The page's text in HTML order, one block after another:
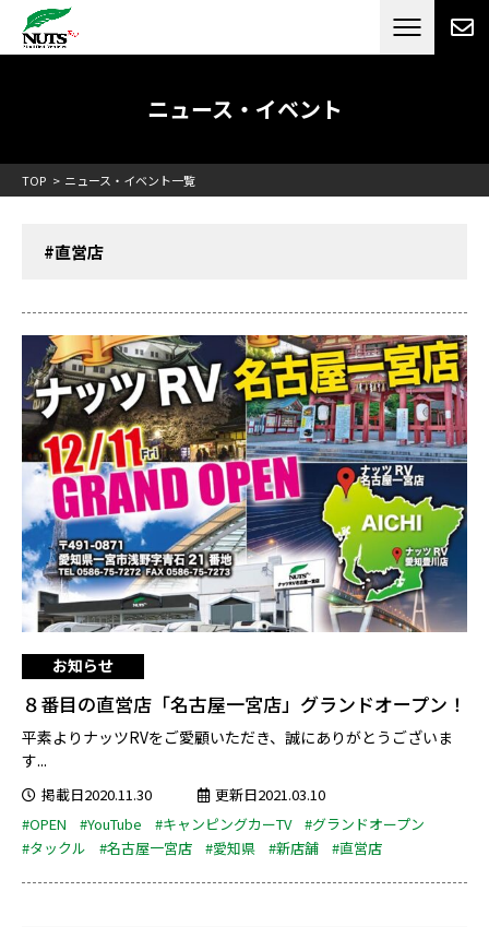
日本最大級のキャンピングカーメーカー
RV[テレビCM放送]
ニュース・イベント
TOP ニュース・イベント一覧
#直営店
お知らせ
８番目の直営店「名古屋一宮店」グランドオープン！
平素よりナッツRVをご愛顧いただき、誠にありがとうございま
す...
掲載日2020.11.30
更新日2021.03.10
#OPEN
#YouTube #キャンピングカーTV
#グランドオープン
#タックル
#名古屋一宮店 #愛知県 #新店舗 #直営店